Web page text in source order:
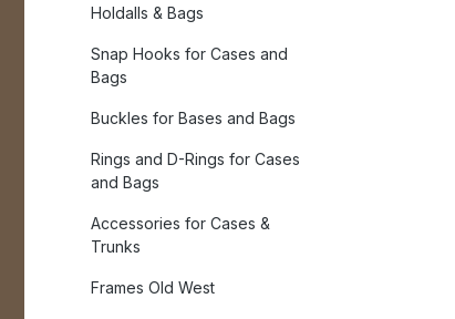
Holdalls & Bags
Snap Hooks for Cases and
Bags
Buckles for Bases and Bags
Rings and D-Rings for Cases
and Bags
Accessories for Cases &
Trunks
Frames Old West